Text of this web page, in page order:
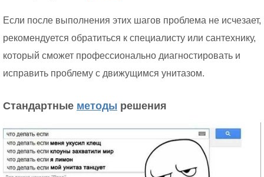
Если после выполнения этих шагов проблема не исчезает,
рекомендуется обратиться к специалисту или сантехнику,
который сможет профессионально диагностировать и
исправить проблему с движущимся унитазом.
Стандартные методы решения